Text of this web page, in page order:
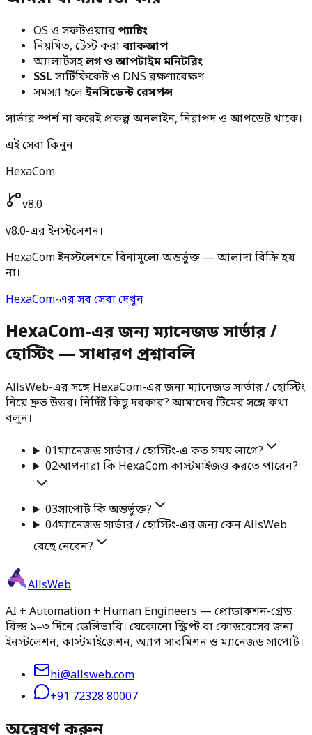
OS ও সফটওয়্যারপ্যাচিং
নিয়মিত, টেস্ট করাব্যাকআপ
অ্যালার্টসহলগ ও আপটাইম মনিটরিং
SSL সার্টিফিকেট ও DNS রক্ষণাবেক্ষণ
সমস্যা হলেইনসিডেন্ট রেসপন্স
সার্ভার স্পর্শ না করেই প্রকল্প অনলাইন, নিরাপদ ও আপডেট থাকে।
এই সেবা কিনুন
HexaCom
v8.0
v8.0-এর ইনস্টলেশন।
HexaCom ইনস্টলেশনে বিনামূল্যে অন্তর্ভুক্ত — আলাদা বিক্রি হয়
না।
HexaCom-এর সব সেবা দেখুন
HexaCom-এর জন্য ম্যানেজড সার্ভার /
হোস্টিং — সাধারণ প্রশ্নাবলি
AllsWeb-এর সঙ্গে HexaCom-এর জন্য ম্যানেজড সার্ভার / হোস্টিং
নিয়ে দ্রুত উত্তর। নির্দিষ্ট কিছু দরকার? আমাদের টিমের সঙ্গে কথা
বলুন।
01ম্যানেজড সার্ভার / হোস্টিং-এ কত সময় লাগে?
02আপনারা কি HexaCom কাস্টমাইজও করতে পারেন?
03সাপোর্ট কি অন্তর্ভুক্ত?
04ম্যানেজড সার্ভার / হোস্টিং-এর জন্য কেন AllsWeb
বেছে নেবেন?
AllsWeb
AI + Automation + Human Engineers — প্রোডাকশন-গ্রেড
বিল্ড ১–৩ দিনে ডেলিভারি। যেকোনো স্ক্রিপ্ট বা কোডবেসের জন্য
ইনস্টলেশন, কাস্টমাইজেশন, অ্যাপ সাবমিশন ও ম্যানেজড সাপোর্ট।
hi@allsweb.com
+91 72328 80007
অন্বেষণ করুন